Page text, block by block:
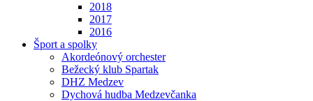
2018
2017
2016
Šport a spolky
Akordeónový orchester
Bežecký klub Spartak
DHZ Medzev
Dychová hudba Medzevčanka